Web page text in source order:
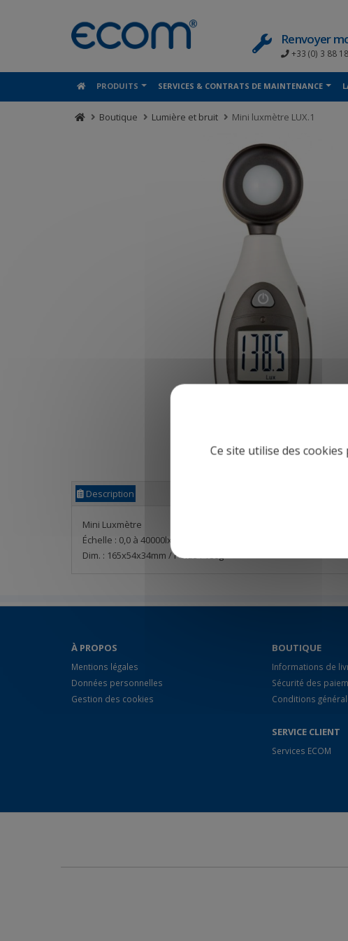
Renvoyer
+33 (0) 3 88
PRODUITS SERVICES & CONTRATS DE MAINTENANCE
Boutique Lumière et bruit Mini luxmètre LUX.1
Description
Mini Luxmètre
Échelle : 0,0 à 40000lx / Résolution : 0,1lx / Précision : +/-5 %
Dim. : 165x54x34mm / Poids : 180g
À PROPOS
Mentions légales
Données personnelles
Gestion des cookies
BOUTIQUE
Informations de
Sécurité des
Conditions
SERVICE CLIENT
Services ECOM
Ce site utilise des